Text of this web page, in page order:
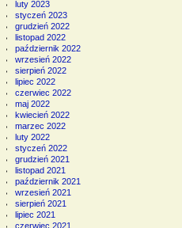
luty 2023
styczeń 2023
grudzień 2022
listopad 2022
październik 2022
wrzesień 2022
sierpień 2022
lipiec 2022
czerwiec 2022
maj 2022
kwiecień 2022
marzec 2022
luty 2022
styczeń 2022
grudzień 2021
listopad 2021
październik 2021
wrzesień 2021
sierpień 2021
lipiec 2021
czerwiec 2021